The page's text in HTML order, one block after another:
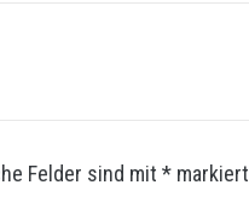
Felder sind mit * markiert